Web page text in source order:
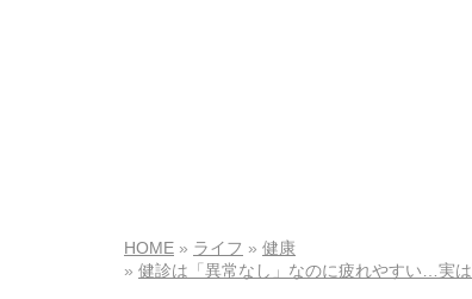
HOME ライフ
健康
健診は「異常なし」なのに疲れやすい…実